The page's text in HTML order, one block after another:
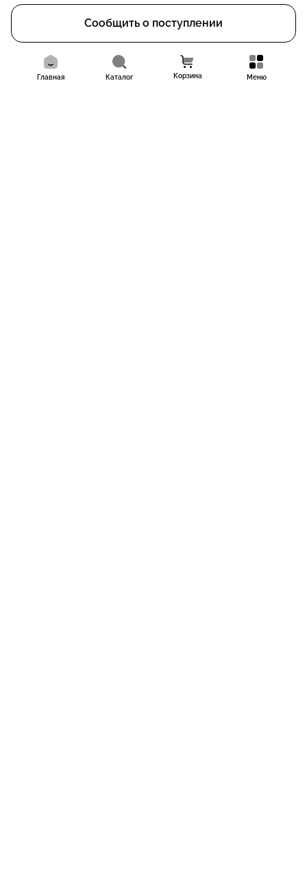
Сообщить о поступлении
Главная Каталог Корзина Меню